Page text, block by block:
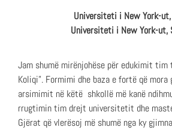
Universiteti i New York-ut,
Universiteti i New York-ut,
Jam shumë mirënjohëse për edukimit tim
Koliqi”. Formimi dhe baza e fortë që mora
arsimimit në këtë shkollë më kanë
rrugtimin tim drejt universitetit dhe
Gjërat që vlerësoj më shumë nga ky